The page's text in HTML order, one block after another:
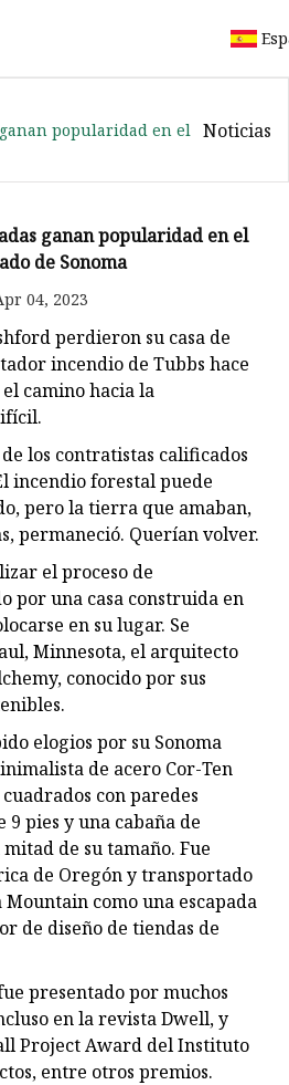
popularidad en el Noticias
ganan popularidad en el
de Sonoma
04, 2023
perdieron su casa de
incendio de Tubbs hace
camino hacia la
los contratistas calificados
incendio forestal puede
pero la tierra que amaban,
permaneció. Querían volver.
el proceso de
por una casa construida en
en su lugar. Se
Minnesota, el arquitecto
conocido por sus
elogios por su Sonoma
de acero Cor-Ten
con paredes
pies y una cabaña de
de su tamaño. Fue
de Oregón y transportado
Mountain como una escapada
de diseño de tiendas de
presentado por muchos
en la revista Dwell, y
Project Award del Instituto
entre otros premios.